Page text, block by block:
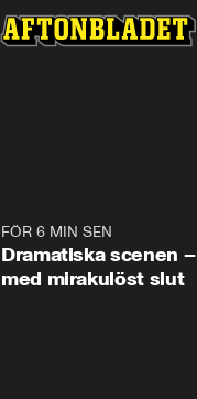
FÖR 6 MIN SEN
Dramatiska scenen –
med mirakulöst slut